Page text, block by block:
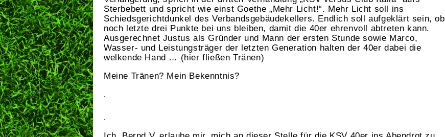
Sterbebett und spricht wie einst Goethe „Mehr Licht!“. Mehr Licht soll ins
Schiedsgerichtdunkel des Verbandsgebäudekellers. Endlich soll aufgeklärt sein, ob
noch letzte drei Punkte bei uns bleiben, damit die 40er ehrenvoll abtreten kann.
Ausgerechnet Justus als Gründer und Mann der ersten Stunde sowie Marco,
Wasser- und Leistungsträger der letzten Generation halten der 40er dabei die
welkende Hand … (hier fließen Tränen)
Meine Tränen? Mein Bekenntnis?